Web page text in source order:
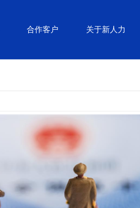
合作客户 关于新人力